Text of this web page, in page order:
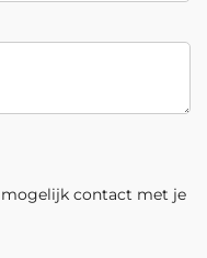
mogelijk contact met je